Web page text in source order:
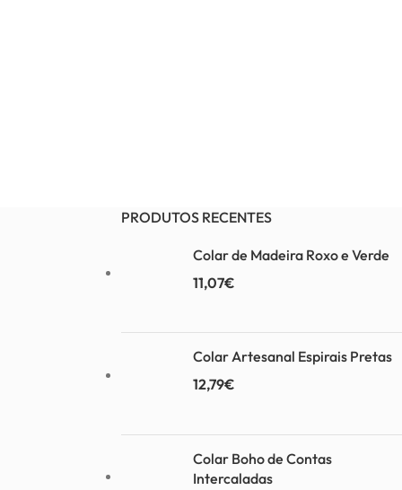
PRODUTOS RECENTES
Colar de Madeira Roxo e Verde
11,07€
Colar Artesanal Espirais Pretas
12,79€
Colar Boho de Contas
Intercaladas